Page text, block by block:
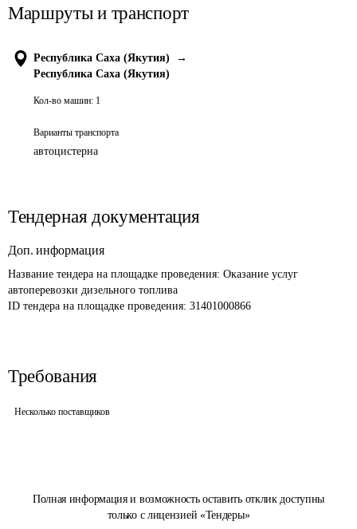
Полная информация и возможность оставить отклик доступны
только с лицензией «Тендеры»
Маршруты и транспорт
Республика Саха (Якутия)
→
Республика Саха (Якутия)
Кол-во машин: 1
Варианты транспорта
автоцистерна
Тендерная документация
Доп. информация
Название тендера на площадке проведения: Оказание услуг
автоперевозки дизельного топлива
ID тендера на площадке проведения: 31401000866
Требования
Несколько поставщиков